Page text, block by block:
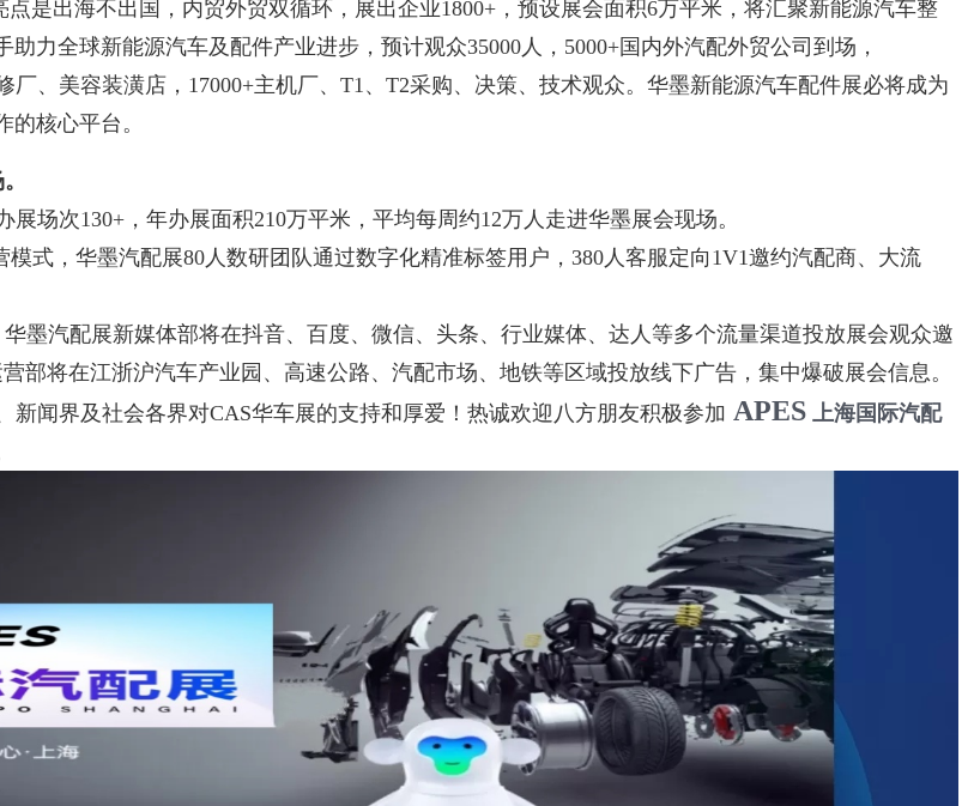
是出海不出国，内贸外贸双循环，展出企业1800+，预设展会面积6万平米，将汇聚新能源汽车整
力全球新能源汽车及配件产业进步，预计观众35000人，5000+国内外汽配外贸公司到场，
、美容装潢店，17000+主机厂、T1、T2采购、决策、技术观众。华墨新能源汽车配件展必将成为
核心平台。
展场次130+，年办展面积210万平米，平均每周约12万人走进华墨展会现场。
模式，华墨汽配展80人数研团队通过数字化精准标签用户，380人客服定向1V1邀约汽配商、大流
华墨汽配展新媒体部将在抖音、百度、微信、头条、行业媒体、达人等多个流量渠道投放展会观众邀
部将在江浙沪汽车产业园、高速公路、汽配市场、地铁等区域投放线下广告，集中爆破展会信息。
闻界及社会各界对CAS华车展的支持和厚爱！热诚欢迎八方朋友积极参加 APES 上海国际汽配